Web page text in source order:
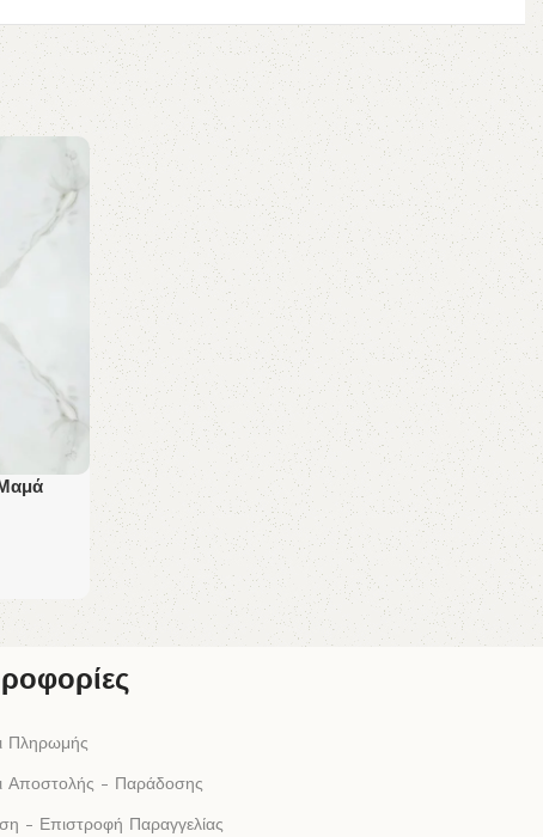
Μαμά
Πληρωμής
Αποστολής - Παράδοσης
- Επιστροφή Παραγγελίας